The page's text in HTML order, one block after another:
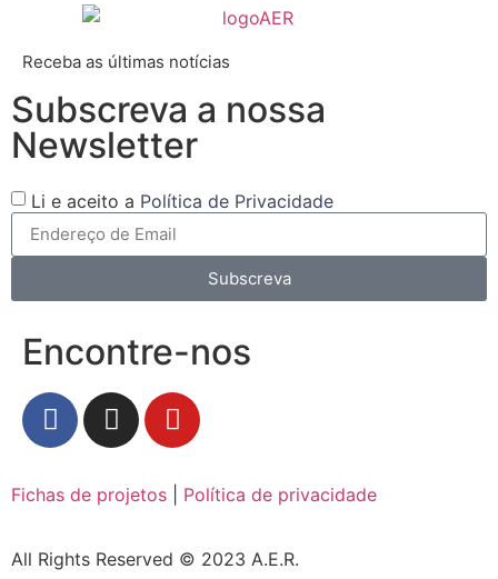
Receba as últimas notícias
Subscreva a nossa
Newsletter
Li e aceito a Política de Privacidade
Subscreva
Encontre-nos
Fichas de projetos Política de privacidade
All Rights Reserved © 2023 A.E.R.